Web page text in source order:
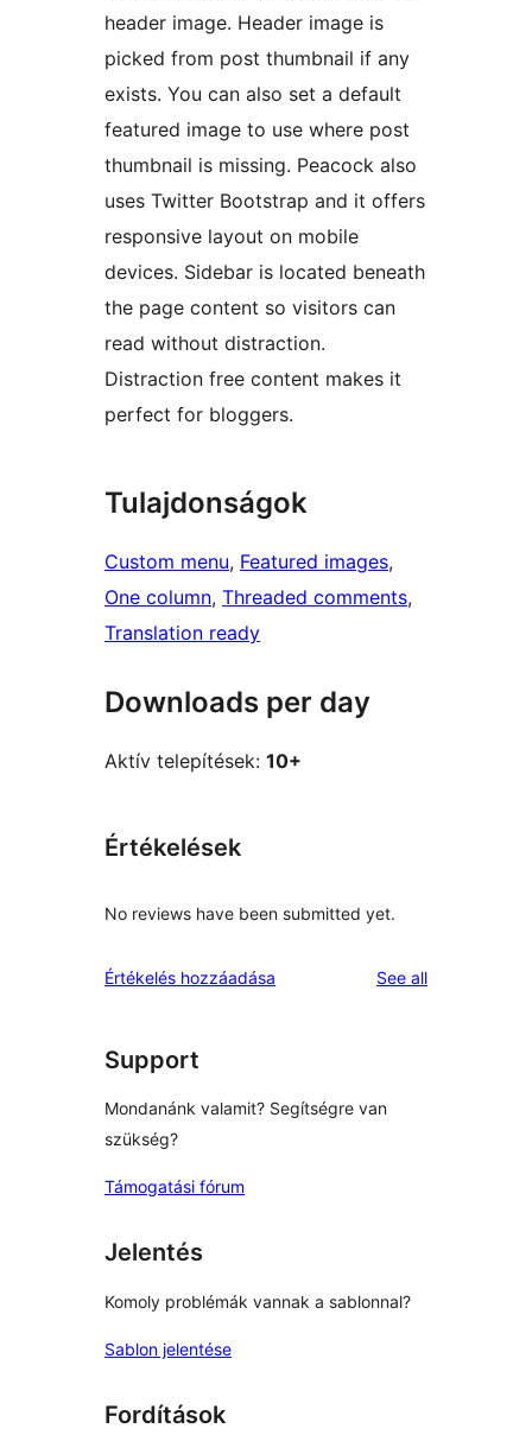
header image. Header image is
picked from post thumbnail if any
exists. You can also set a default
featured image to use where post
thumbnail is missing. Peacock also
uses Twitter Bootstrap and it offers
responsive layout on mobile
devices. Sidebar is located beneath
the page content so visitors can
read without distraction.
Distraction free content makes it
perfect for bloggers.
Tulajdonságok
Custom menu, Featured images
One column, Threaded comments
Translation ready
Downloads per day
Aktív telepítések: 10+
Értékelések
No reviews have been submitted yet.
Értékelés hozzáadása See allreviews
Support
Mondanánk valamit? Segítségre van
szükség?
Támogatási fórum
Jelentés
Komoly problémák vannak a sablonnal?
Sablon jelentése
Fordítások